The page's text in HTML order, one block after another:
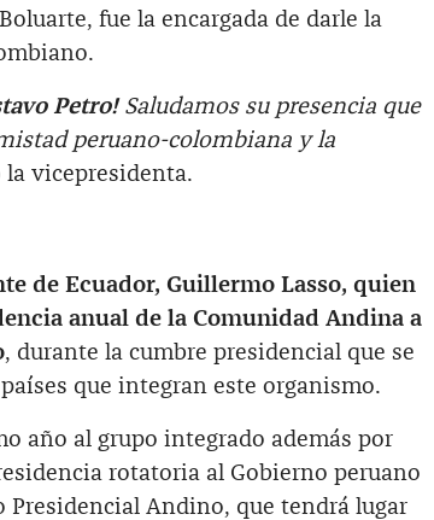
fue la encargada de darle la
Petro! Saludamos su presencia que
peruano-colombiana y la
la vicepresidenta.
de Ecuador, Guillermo Lasso, quien
anual de la Comunidad Andina a
, durante la cumbre presidencial que se
que integran este organismo.
año al grupo integrado además por
rotatoria al Gobierno peruano
Presidencial Andino, que tendrá lugar